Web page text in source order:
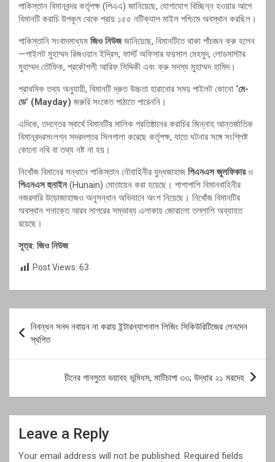
পাকিস্তান বিমানবন্দর কর্তৃপক্ষ (পিএএ) জানিয়েছে, যোগাযোগ বিচ্ছিন্ন হওয়ার আগে
বিমানটি করাচি উপকূল থেকে প্রায় ১৫৫ নটিক্যাল মাইল পশ্চিমে অবস্থান করছিল।
পাকিস্তানি সংবাদমাধ্যম জিও নিউজজানিয়েছে, বিমানটিতে থাকা পাঁচজন ক্রু হলেন
—পাইলট মুহাম্মদ রিজওয়ান ইদ্রিস, ফার্স্ট অফিসার ফয়সাল মেহমুদ, লোডমাস্টার
মুহাম্মদ তৌফিক, প্রকৌশলী আরিফ সিদ্দিকী এবং ক্রু সদস্য মুহাম্মদ হামিদ।
প্রাথমিক তথ্য অনুযায়ী, বিমানটি দ্রুত উচ্চতা হারানোর সময় পাইলট কোনো ‘মে-
ডে’ (Mayday) জরুরি সংকেত পাঠাতে পারেননি।
এদিকে, তদন্তের স্বার্থে বিমানটির মালিক প্রতিষ্ঠানের করাচির জিন্নাহ আন্তর্জাতিক
বিমানবন্দরসংলগ্ন সদরদপ্তর সিলগালা করেছে কর্তৃপক্ষ, যাতে ঘটনার সঙ্গে সংশ্লিষ্ট
কোনো নথি বা তথ্য নষ্ট না হয়।
নিখোঁজ বিমানের সন্ধানে পাকিস্তান নৌবাহিনীর যুদ্ধজাহাজ পিএনএস জুলফিকারও
পিএনএস হুনাইন(Hunain) মোতায়েন করা হয়েছে। পাশাপাশি বিমানবাহিনীর
নজরদারি উড়োজাহাজও অনুসন্ধান অভিযানে অংশ নিয়েছে। নিখোঁজ বিমানটির
অবস্থান শনাক্তে আরব সাগরের সম্ভাব্য এলাকায় জোরালো তল্লাশি অব্যাহত
রয়েছে।
সূত্র: জিও নিউজ
Post Views: 63
navigation
নিবন্ধন সনদ নবায়ন না করায় ইন্টারন্যাশনাল লিজিং সিকিউরিটিজের লেনদেন
স্থগিত
চীনের গানসুতে ভয়াবহ ভূমিধস, মাটিচাপা ৩৩; উদ্ধার ২১ মরদেহ
Leave a Reply
Your email address will not be published. Required fields